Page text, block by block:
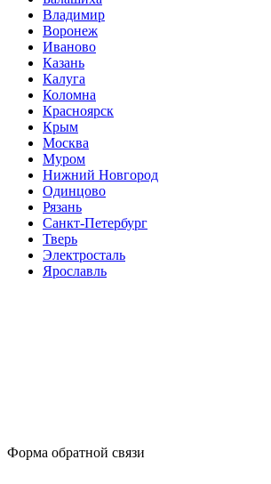
Владимир
Воронеж
Иваново
Казань
Калуга
Коломна
Красноярск
Крым
Москва
Муром
Нижний Новгород
Одинцово
Рязань
Санкт-Петербург
Тверь
Электросталь
Ярославль
Форма обратной связи